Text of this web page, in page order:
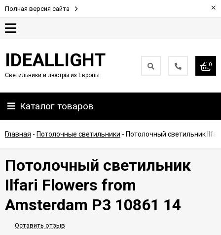
Полная версия сайта ×
Партнерам
Доставка
IDEALLIGHT
Светильники и люстры из Европы
0
Каталог товаров
Главная - Потолочные светильники - Потолочный светильник
Потолочный светильник
Ilfari Flowers from
Amsterdam P3 10861 14
Оставить отзыв